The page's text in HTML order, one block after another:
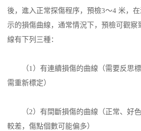
後，進入正常探傷程序，預檢3～4 米，
示的損傷曲線，通常情況下，預檢可觀察
線有下列三種：
（1）有連續損傷的曲線（需要反思標
需重新標定）
（2）有間斷損傷的曲線（正常、好色
較差，傷點個數可能偏多）